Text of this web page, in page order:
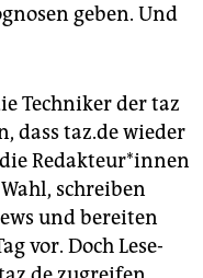
geben. Und
Techniker der taz
dass taz.de wieder
Re­dak­teu­r*in­nen
schreiben
und bereiten
vor. Doch Le­se­